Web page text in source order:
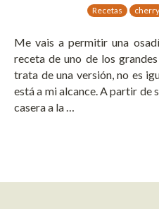
Recetas cherry
Me vais a permitir una
receta de uno de los
trata de una versión, no es
está a mi alcance. A partir de
casera a la …